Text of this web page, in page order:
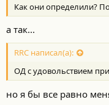
Как они определили?
а так...
RRC написал(а):
ОД с удовольствием
но я бы все равно